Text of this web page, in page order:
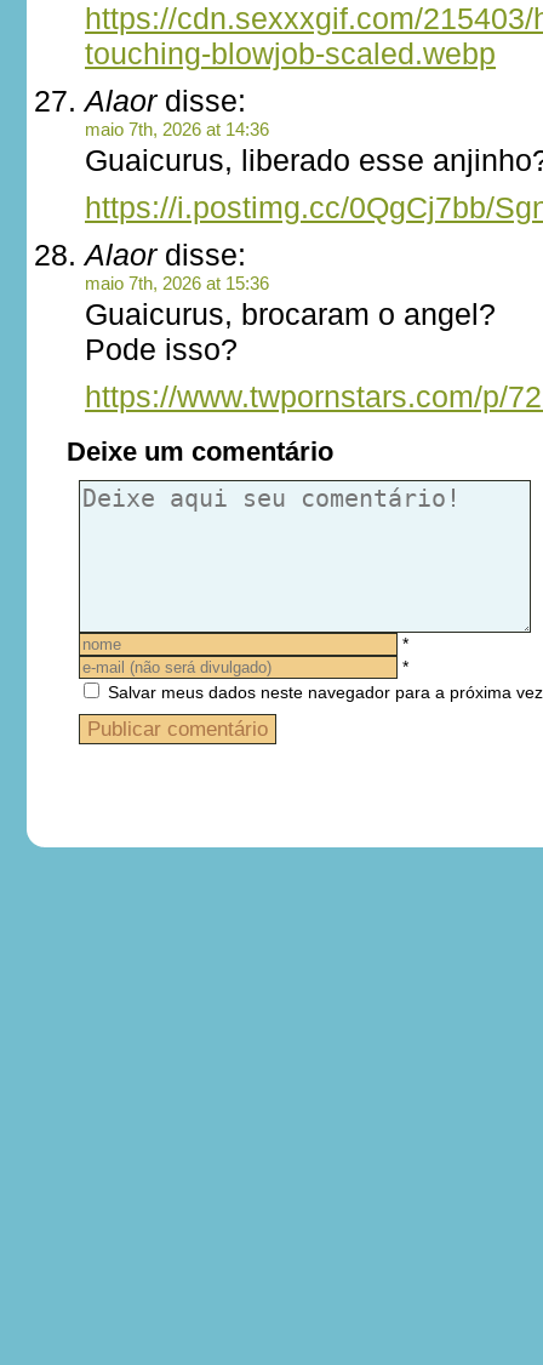
https://cdn.sexxxgif.com/215403/
touching-blowjob-scaled.webp
Alaordisse:
maio 7th, 2026 at 14:36
Guaicurus, liberado esse
https://i.postimg.cc/0QgCj7bb/
Alaordisse:
maio 7th, 2026 at 15:36
Guaicurus, brocaram o angel?
Pode isso?
https://www.twpornstars.com/p/
Deixe um comentário
*
*
Salvar meus dados neste navegador para a próxima